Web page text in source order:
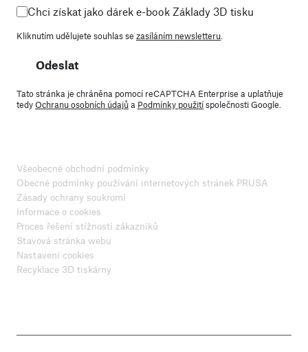
Chci získat jako dárek e-book Základy 3D tisku
Kliknutím udělujete souhlas se zasíláním newsletteru
Odeslat
Tato stránka je chráněna pomocí reCAPTCHA Enterprise a uplatňuje
tedyOchranu osobních údajůa Podmínky použitíspolečnosti Google.
Všeobecné obchodní podmínky
Obecné podmínky používání internetových stránek PRUSA
Zásady ochrany soukromí
Informace o cookies
Proces řešení stížností zákazníků
Stavová stránka webu
Nastavení cookies
Recyklace 3D tiskárny